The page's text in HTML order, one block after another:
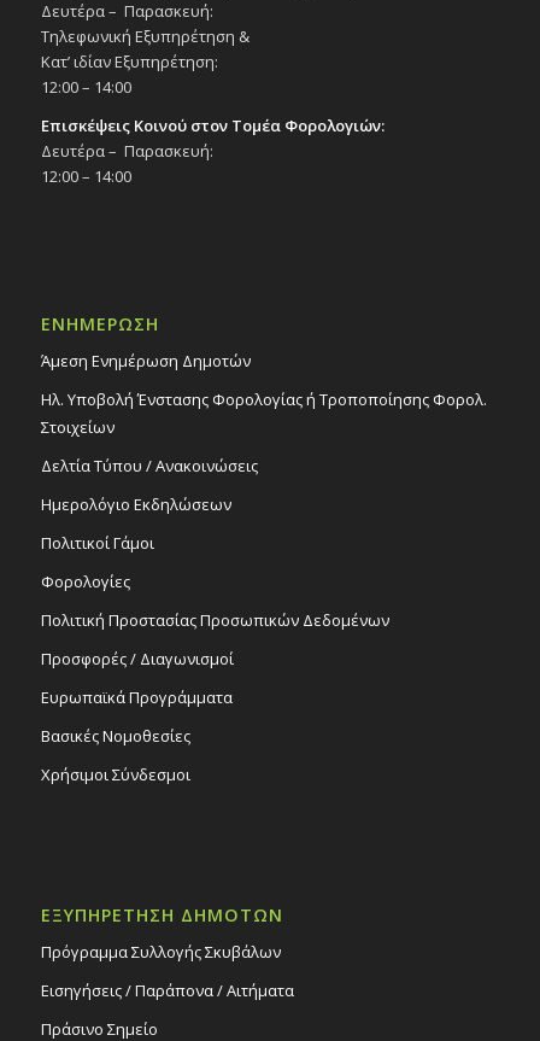
Δευτέρα – Παρασκευή:
Τηλεφωνική Εξυπηρέτηση &
Κατ’ ιδίαν Εξυπηρέτηση:
12:00 – 14:00
Επισκέψεις Κοινού στον Τομέα Φορολογιών:
Δευτέρα – Παρασκευή:
12:00 – 14:00
ΕΝΗΜΕΡΩΣΗ
Άμεση Ενημέρωση Δημοτών
Ηλ. Υποβολή Ένστασης Φορολογίας ή Τροποποίησης Φορολ.
Στοιχείων
Δελτία Τύπου / Ανακοινώσεις
Ημερολόγιο Εκδηλώσεων
Πολιτικοί Γάμοι
Φορολογίες
Πολιτική Προστασίας Προσωπικών Δεδομένων
Προσφορές / Διαγωνισμοί
Ευρωπαϊκά Προγράμματα
Βασικές Νομοθεσίες
Χρήσιμοι Σύνδεσμοι
ΕΞΥΠΗΡΕΤΗΣΗ ΔΗΜΟΤΩΝ
Πρόγραμμα Συλλογής Σκυβάλων
Εισηγήσεις / Παράπονα / Αιτήματα
Πράσινο Σημείο